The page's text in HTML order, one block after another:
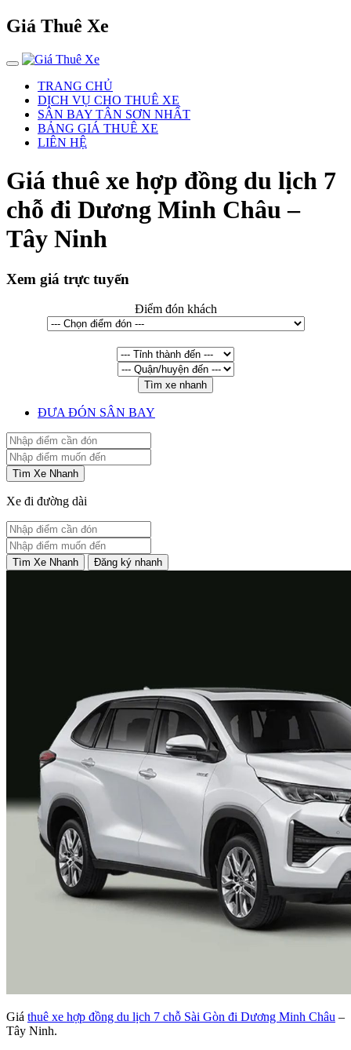
Giá Thuê Xe
TRANG CHỦ
DỊCH VỤ CHO THUÊ XE
SÂN BAY TÂN SƠN NHẤT
BẢNG GIÁ THUÊ XE
LIÊN HỆ
Giá thuê xe hợp đồng du lịch 7
chỗ đi Dương Minh Châu –
Tây Ninh
Xem giá trực tuyến
Điểm đón khách
Tìm xe nhanh
ĐƯA ĐÓN SÂN BAY
Tìm Xe Nhanh
Xe đi đường dài
Tìm Xe Nhanh Đăng ký nhanh
Giá thuê xe hợp đồng du lịch 7 chỗ Sài Gòn đi Dương Minh Châu –
Tây Ninh.